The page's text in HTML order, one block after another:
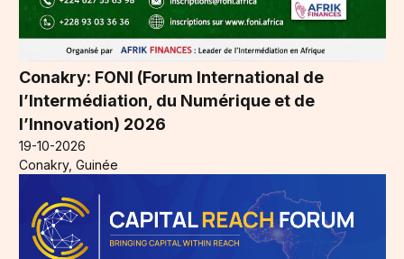
Conakry: FONI (Forum International de
l’Intermédiation, du Numérique et de
l’Innovation) 2026
19-10-2026
Conakry, Guinée